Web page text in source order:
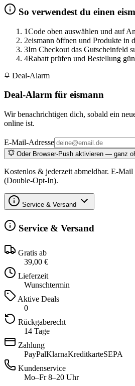
So verwendest du einen
1Code oben auswählen und auf
2eismann öffnen und Produkte in
3Im Checkout das Gutscheinfeld
4Rabatt prüfen und Bestellung
Deal-Alarm
Deal-Alarm für eismann
Wir benachrichtigen dich, sobald ein
online ist.
E-Mail-Adresse
Oder Browser-Push aktivieren — ganz
Kostenlos & jederzeit abmeldbar. E-
(Double-Opt-In).
Service & Versand
Service & Versand
Gratis ab
39,00 €
Lieferzeit
Wunschtermin
Aktive Deals
0
Rückgaberecht
14 Tage
Zahlung
PayPalKlarnaKreditkarteSEPA
Kundenservice
Mo–Fr 8–20 Uhr